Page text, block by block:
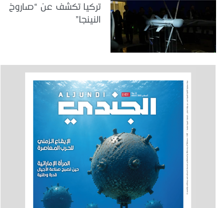
تركيا تكشف عن “صاروخ
النينجا”